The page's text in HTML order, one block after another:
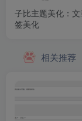
子比主题美化：
签美化
相关推荐